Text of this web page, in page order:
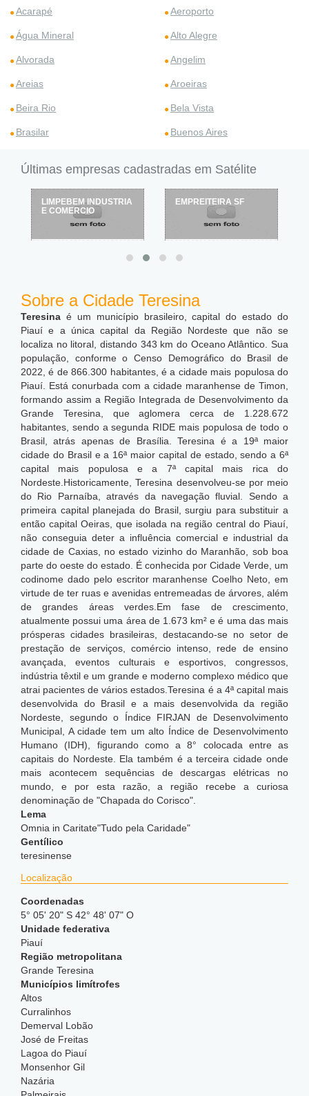
Acarapé Aeroporto
Água Mineral Alto Alegre
Alvorada Angelim
Areias Aroeiras
Beira Rio Bela Vista
Brasilar Buenos Aires
Últimas empresas cadastradas em Satélite
LIMPEBEM INDUSTRIA
E COMERCIO
EMPREITEIRA SF
Sobre a Cidade Teresina
Teresina é um município brasileiro, capital do estado do
Piauí e a única capital da Região Nordeste que não se
localiza no litoral, distando 343 km do Oceano Atlântico. Sua
população, conforme o Censo Demográfico do Brasil de
2022, é de 866.300 habitantes, é a cidade mais populosa do
Piauí. Está conurbada com a cidade maranhense de Timon,
formando assim a Região Integrada de Desenvolvimento da
Grande Teresina, que aglomera cerca de 1.228.672
habitantes, sendo a segunda RIDE mais populosa de todo o
Brasil, atrás apenas de Brasília. Teresina é a 19ª maior
cidade do Brasil e a 16ª maior capital de estado, sendo a 6ª
capital mais populosa e a 7ª capital mais rica do
Nordeste. Historicamente, Teresina desenvolveu-se por meio
do Rio Parnaíba, através da navegação fluvial. Sendo a
primeira capital planejada do Brasil, surgiu para substituir a
então capital Oeiras, que isolada na região central do Piauí,
não conseguia deter a influência comercial e industrial da
cidade de Caxias, no estado vizinho do Maranhão, sob boa
parte do oeste do estado. É conhecida por Cidade Verde, um
codinome dado pelo escritor maranhense Coelho Neto, em
virtude de ter ruas e avenidas entremeadas de árvores, além
de grandes áreas verdes.Em fase de crescimento,
atualmente possui uma área de 1.673 km² e é uma das mais
prósperas cidades brasileiras, destacando-se no setor de
prestação de serviços, comércio intenso, rede de ensino
avançada, eventos culturais e esportivos, congressos,
indústria têxtil e um grande e moderno complexo médico que
atrai pacientes de vários estados.Teresina é a 4ª capital mais
desenvolvida do Brasil e a mais desenvolvida da região
Nordeste, segundo o Índice FIRJAN de Desenvolvimento
Municipal, A cidade tem um alto Índice de Desenvolvimento
Humano (IDH), figurando como a 8° colocada entre as
capitais do Nordeste. Ela também é a terceira cidade onde
mais acontecem sequências de descargas elétricas no
mundo,
e por esta razão, a região recebe a curiosa
denominação de "Chapada do Corisco".
Lema
Omnia in Caritate"Tudo pela Caridade"
Gentílico
teresinense
Localização
Coordenadas
5° 05' 20" S 42° 48' 07" O
Unidade federativa
Piauí
Região metropolitana
Grande Teresina
Municípios limítrofes
Altos
Curralinhos
Demerval Lobão
José de Freitas
Lagoa do Piauí
Monsenhor Gil
Nazária